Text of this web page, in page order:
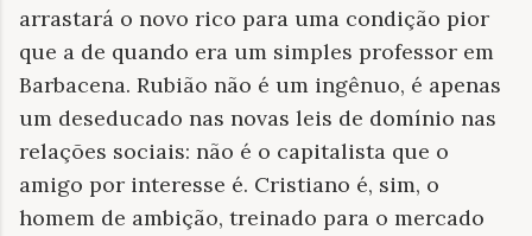
arrastará o novo rico para uma condição pior
que a de quando era um simples professor em
Barbacena. Rubião não é um ingênuo, é apenas
um deseducado nas novas leis de domínio nas
relações sociais: não é o capitalista que o
amigo por interesse é. Cristiano é, sim, o
homem de ambição, treinado para o mercado